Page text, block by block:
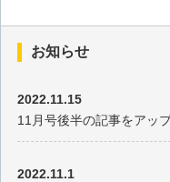
その115 中国に返還さ
お知らせ
2022.11.15
11月号後半の記事をアッ
2022.11.1